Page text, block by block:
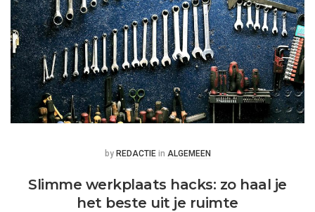
Posted
by REDACTIE Posted
in ALGEMEEN
Slimme werkplaats hacks: zo haal je
het beste uit je ruimte